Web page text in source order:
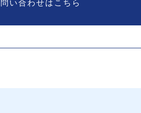
い合わせはこちら